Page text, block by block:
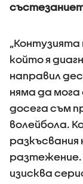
който я
направил
няма да мога
досега съм
волейбола.
разкъсвания
изисква